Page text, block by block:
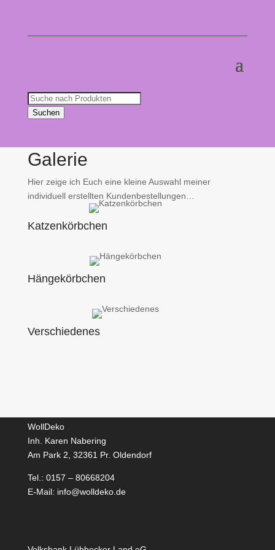
Products
search
Suchen
Galerie
Hier zeige ich Euch eine kleine Auswahl meiner
individuell erstellten Kundenbestellungen…
Katzenkörbchen
Hängekörbchen
Verschiedenes
WollDeko
Inh. Karen Nabering
Am Park 2, 32361 Pr. Oldendorf
Tel.: 0157 – 80668204
E-Mail: info@wolldeko.de